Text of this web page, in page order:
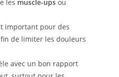
les muscle-ups ou
important pour des
de limiter les douleurs
avec un bon rapport